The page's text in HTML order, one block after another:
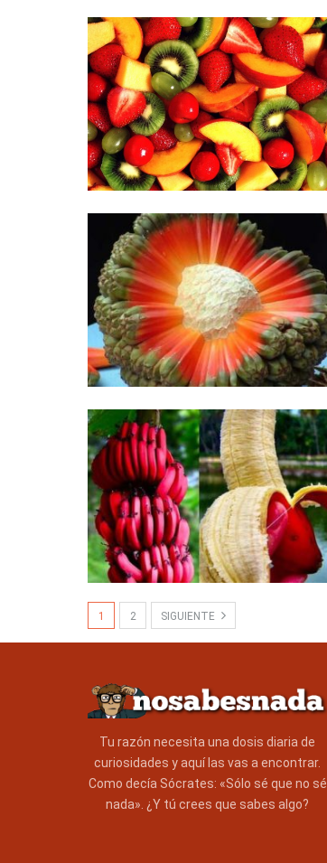
1 2 SIGUIENTE
Tu razón necesita una dosis diaria de
curiosidades y aquí las vas a encontrar.
Como decía Sócrates: «Sólo sé que no sé
nada». ¿Y tú crees que sabes algo?